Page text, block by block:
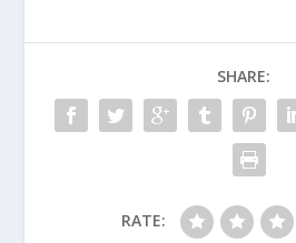
SHARE:
RATE: